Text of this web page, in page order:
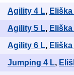
Agility 4 L,
Agility 5 L,
Agility 6 L,
Jumping 4 L,